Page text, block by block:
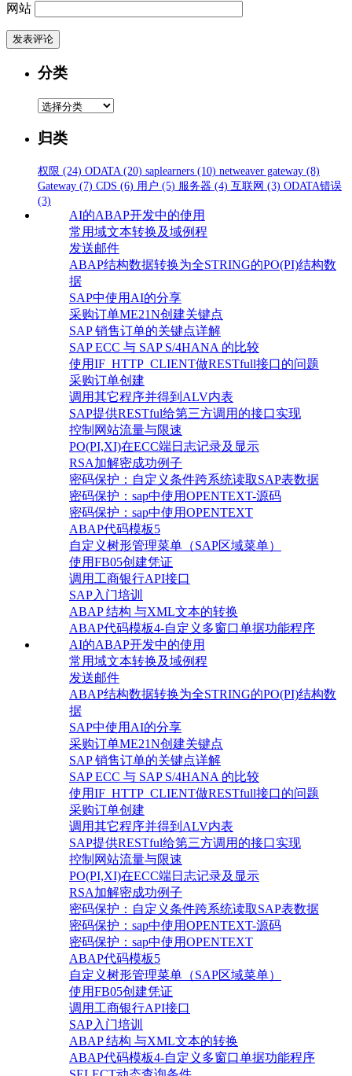
网站
分类
分
归类
权限 (24) ODATA (20) saplearners (10) netweaver gateway (8)
Gateway (7) CDS (6) 用户 (5) 服务器 (4) 互联网 (3) ODATA错误
(3)
AI的ABAP开发中的使用
常用域文本转换及域例程
发送邮件
ABAP结构数据转换为全STRING的PO(PI)结构数
据
SAP中使用AI的分享
采购订单ME21N创建关键点
SAP 销售订单的关键点详解
SAP ECC 与 SAP S/4HANA 的比较
使用IF_HTTP_CLIENT做RESTfull接口的问题
采购订单创建
调用其它程序并得到ALV内表
SAP提供RESTful给第三方调用的接口实现
控制网站流量与限速
PO(PI,XI)在ECC端日志记录及显示
RSA加解密成功例子
密码保护：自定义条件跨系统读取SAP表数据
密码保护：sap中使用OPENTEXT-源码
密码保护：sap中使用OPENTEXT
ABAP代码模板5
自定义树形管理菜单（SAP区域菜单）
使用FB05创建凭证
调用工商银行API接口
SAP入门培训
ABAP 结构 与XML文本的转换
ABAP代码模板4-自定义多窗口单据功能程序
AI的ABAP开发中的使用
常用域文本转换及域例程
发送邮件
ABAP结构数据转换为全STRING的PO(PI)结构数
据
SAP中使用AI的分享
采购订单ME21N创建关键点
SAP 销售订单的关键点详解
SAP ECC 与 SAP S/4HANA 的比较
使用IF_HTTP_CLIENT做RESTfull接口的问题
采购订单创建
调用其它程序并得到ALV内表
SAP提供RESTful给第三方调用的接口实现
控制网站流量与限速
PO(PI,XI)在ECC端日志记录及显示
RSA加解密成功例子
密码保护：自定义条件跨系统读取SAP表数据
密码保护：sap中使用OPENTEXT-源码
密码保护：sap中使用OPENTEXT
ABAP代码模板5
自定义树形管理菜单（SAP区域菜单）
使用FB05创建凭证
调用工商银行API接口
SAP入门培训
ABAP 结构 与XML文本的转换
ABAP代码模板4-自定义多窗口单据功能程序